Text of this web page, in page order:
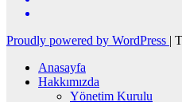
Proudly powered by WordPress |
Anasayfa
Hakkımızda
Yönetim Kurulu